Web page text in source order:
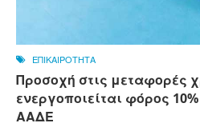
ΕΠΙΚΑΙΡΟΤΗΤΑ
Προσοχή στις μεταφορές
ενεργοποιείται φόρος
ΑΑΔΕ